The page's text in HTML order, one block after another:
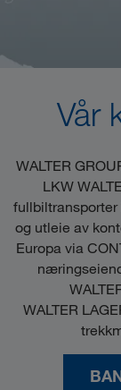
Vår
WALTER
LKW
fullbiltransporter
og utleie av
Europa via
WALTER